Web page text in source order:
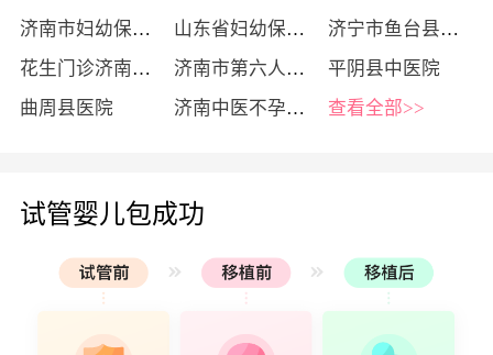
济南市妇幼保健院 山东省妇幼保健院
济宁市鱼台县妇幼保健院
花生门诊济南分院
济南市第六人民医院
平阴县中医院
曲周县医院
济南中医不孕不育医院 查看全部>>
试管婴儿包成功